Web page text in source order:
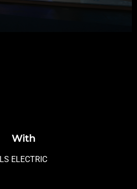
With
LS ELECTRIC